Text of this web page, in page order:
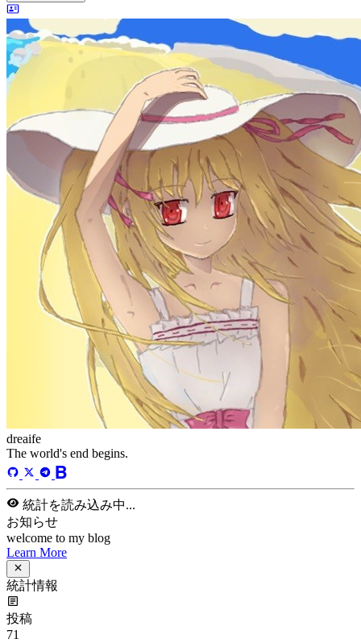
dreaife
The world's end begins.
統計を読み込み中...
お知らせ
welcome to my blog
Learn More
統計情報
投稿
71